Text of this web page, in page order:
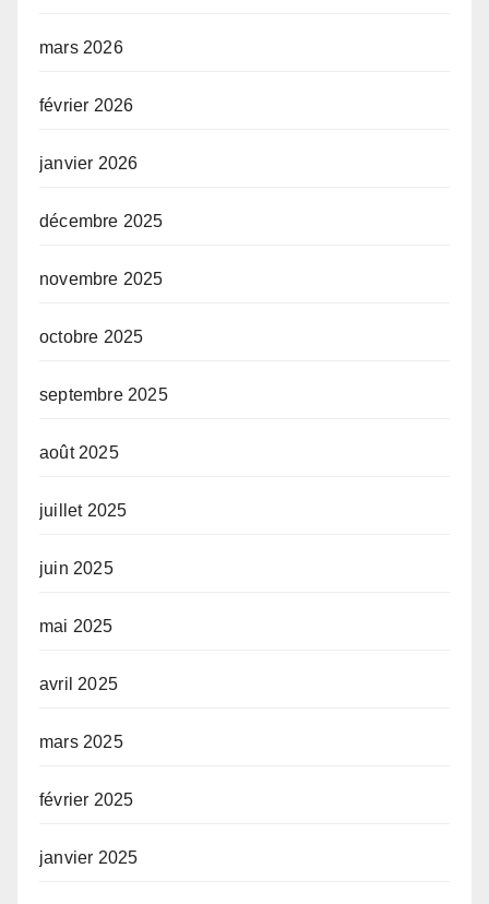
mars 2026
février 2026
janvier 2026
décembre 2025
novembre 2025
octobre 2025
septembre 2025
août 2025
juillet 2025
juin 2025
mai 2025
avril 2025
mars 2025
février 2025
janvier 2025